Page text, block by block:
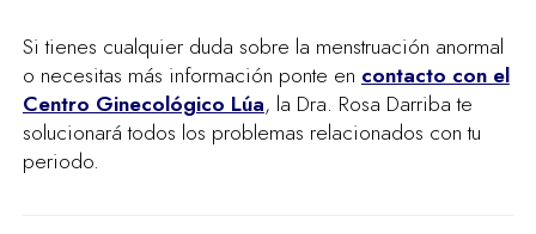
Si tienes cualquier duda sobre la menstruación anormal
o necesitas más información ponte en contacto con el
Centro Ginecológico Lúa, la Dra. Rosa Darriba te
solucionará todos los problemas relacionados con tu
periodo.